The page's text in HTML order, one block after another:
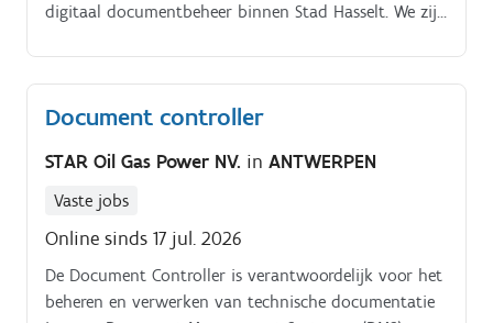
digitaal documentbeheer binnen Stad Hasselt. We zijn
Document controller
STAR Oil Gas Power NV. in ANTWERPEN
Vaste jobs
Online sinds 17 jul. 2026
De Document Controller is verantwoordelijk voor het
beheren en verwerken van technische documentatie